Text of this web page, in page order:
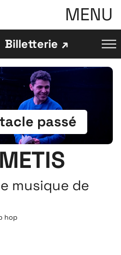
MENU
Billetterie
passé
musique de
hop